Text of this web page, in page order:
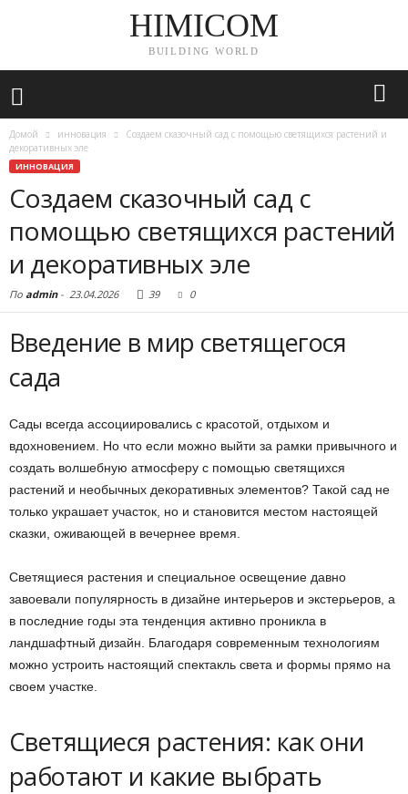
HIMICOM
BUILDING WORLD
Домой инновация
Создаем сказочный сад с помощью светящихся растений и
декоративных эле
ИННОВАЦИЯ
Создаем сказочный сад с
помощью светящихся растений
и декоративных эле
По admin- 23.04.2026 39 0
Введение в мир светящегося
сада
Сады всегда ассоциировались с красотой, отдыхом и
вдохновением. Но что если можно выйти за рамки привычного и
создать волшебную атмосферу с помощью светящихся
растений и необычных декоративных элементов? Такой сад не
только украшает участок, но и становится местом настоящей
сказки, оживающей в вечернее время.
Светящиеся растения и специальное освещение давно
завоевали популярность в дизайне интерьеров и экстерьеров, а
в последние годы эта тенденция активно проникла в
ландшафтный дизайн. Благодаря современным технологиям
можно устроить настоящий спектакль света и формы прямо на
своем участке.
Светящиеся растения: как они
работают и какие выбрать